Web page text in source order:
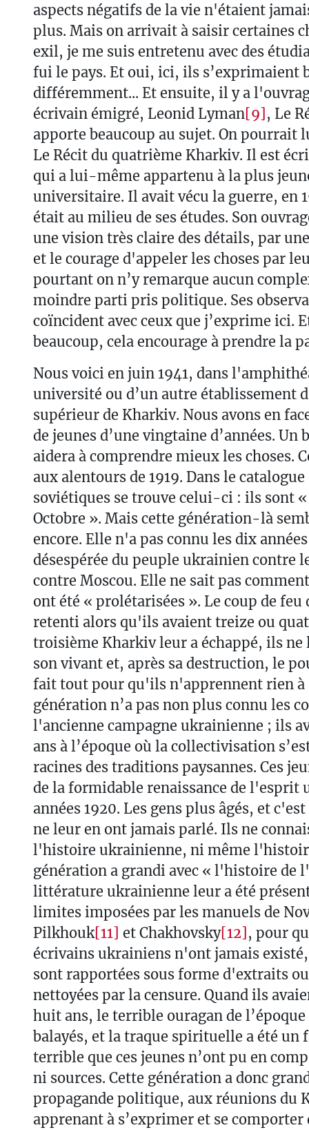
aspects négatifs de la vie n'étaient
plus. Mais on arrivait à saisir certaines
exil, je me suis entretenu avec des
fui le pays. Et oui, ici, ils s’exprimaient
différemment... Et ensuite, il y a
écrivain émigré, Leonid Lyman[9], Le
apporte beaucoup au sujet. On pourrait
Le Récit du quatrième Kharkiv. Il est
qui a lui-même appartenu à la plus
universitaire. Il avait vécu la guerre, en
était au milieu de ses études. Son
une vision très claire des détails, par
et le courage d'appeler les choses par
pourtant on n’y remarque aucun
moindre parti pris politique. Ses
coïncident avec ceux que j’exprime ici.
beaucoup, cela encourage à prendre la
Nous voici en juin 1941, dans
université ou d’un autre établissement
supérieur de Kharkiv. Nous avons en
de jeunes d’une vingtaine d’années. Un
aidera à comprendre mieux les choses.
aux alentours de 1919. Dans le
soviétiques se trouve celui-ci : ils sont «
Octobre ». Mais cette génération-là
encore. Elle n'a pas connu les dix
désespérée du peuple ukrainien contre
contre Moscou. Elle ne sait pas
ont été « prolétarisées ». Le coup de feu
retenti alors qu'ils avaient treize ou
troisième Kharkiv leur a échappé, ils ne
son vivant et, après sa destruction, le
fait tout pour qu'ils n'apprennent rien à
génération n’a pas non plus connu les
l'ancienne campagne ukrainienne ; ils
ans à l’époque où la collectivisation
racines des traditions paysannes. Ces
de la formidable renaissance de l'esprit
années 1920. Les gens plus âgés, et
ne leur en ont jamais parlé. Ils ne
l'histoire ukrainienne, ni même
génération a grandi avec « l'histoire de
littérature ukrainienne leur a été
limites imposées par les manuels de
Pilkhouk[11] et Chakhovsky[12], pour
écrivains ukrainiens n'ont jamais
sont rapportées sous forme d'extraits
nettoyées par la censure. Quand ils
huit ans, le terrible ouragan de l’époque
balayés, et la traque spirituelle a été un
terrible que ces jeunes n’ont pu en
ni sources. Cette génération a donc
propagande politique, aux réunions du
apprenant à s’exprimer et se